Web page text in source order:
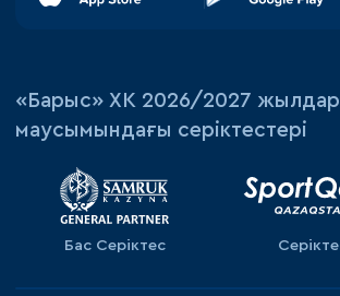
«‎Барыс»‎ ХК 2026/2027 жылдар
маусымындағы серіктестері
Бас Серіктес